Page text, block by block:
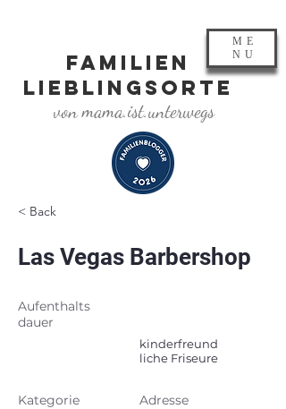
FAMILIEN
LIEBLINGSORTE
von mama.ist.unterwegs
ME
NU
< Back
Las Vegas Barbershop
Aufenthalts
dauer
Kategorie
kinderfreund
liche Friseure
Adresse